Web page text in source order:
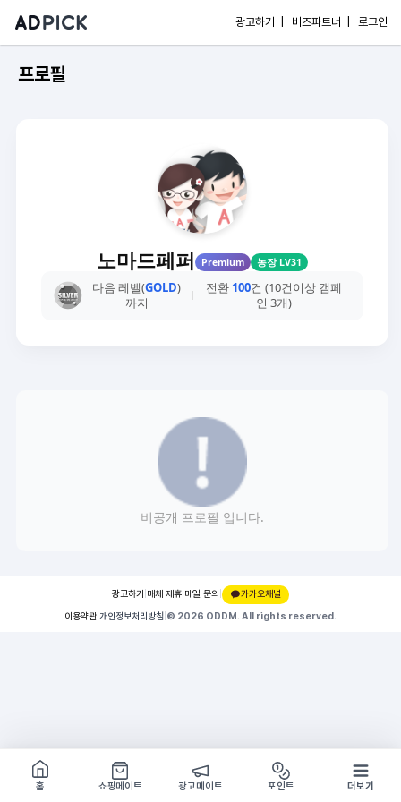
광고하기 | 비즈파트너 | 로그인
프로필
노마드페퍼 Premium 농장 LV31
다음 레벨(GOLD)
까지
전환 100건 (10건이상 캠페
인 3개)
비공개 프로필 입니다.
광고하기 매체 제휴 메일 문의 |
카카오채널
이용약관 개인정보처리방침 © 2026 ODDM. All rights reserved.
쇼핑몰 구경하기
방문시 1G
홈
쇼핑메이트 광고메이트 포인트 더보기